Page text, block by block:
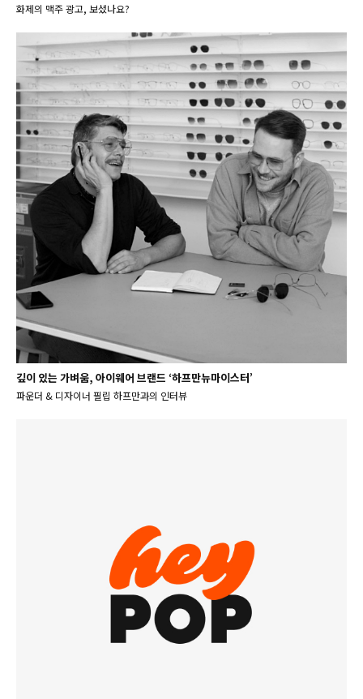
화제의 맥주 광고, 보셨나요?
깊이 있는 가벼움, 아이웨어 브랜드 ‘하프만뉴마이스터’
파운더 & 디자이너 필립 하프만과의 인터뷰